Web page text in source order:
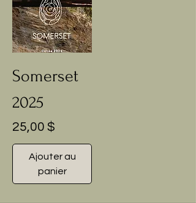
Somerset
2025
Prix
25,00 $
Ajouter au
panier